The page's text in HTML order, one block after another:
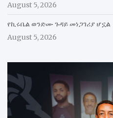
August 5, 2026
የኪሩቤል ወንድሙ ጉዳይ መነጋገሪያ ሆኗል
August 5, 2026